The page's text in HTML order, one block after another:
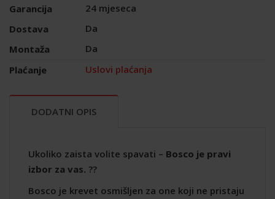
Garancija
24 mjeseca
Dostava
Da
Montaža
Da
Plaćanje
Uslovi plaćanja
DODATNI OPIS
Ukoliko zaista volite spavati – Bosco je pravi
izbor za vas. ??
Bosco je krevet osmišljen za one koji ne pristaju